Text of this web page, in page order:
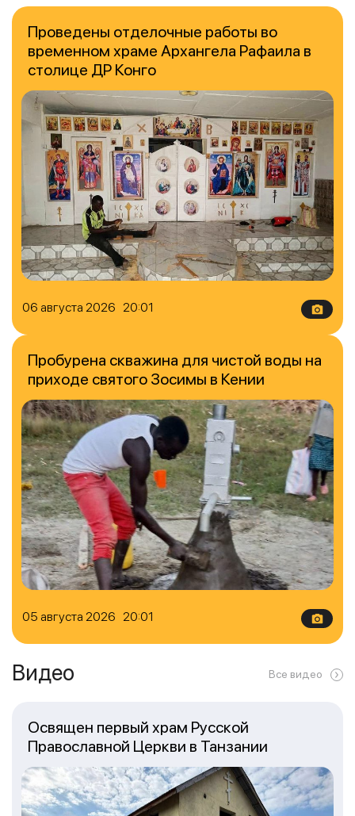
06 августа 2026 20:01
Проведены отделочные работы во
временном храме Архангела Рафаила в
столице ДР Конго
05 августа 2026 20:01
Пробурена скважина для чистой воды на
приходе святого Зосимы в Кении
Видео Все видео
Освящен первый храм Русской
Православной Церкви в Танзании